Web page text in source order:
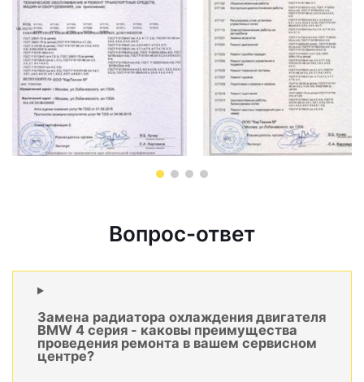
Вопрос-ответ
Замена радиатора охлаждения двигателя
BMW 4 серия - каковы преимущества
проведения ремонта в вашем сервисном
центре?